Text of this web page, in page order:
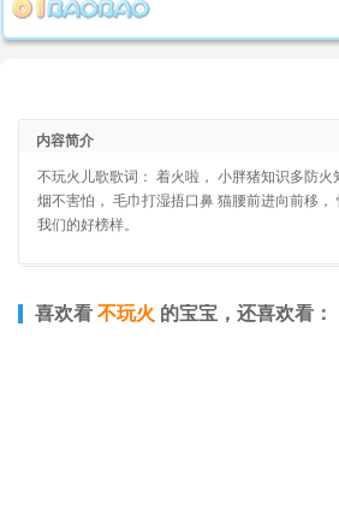
内容简介
不玩火儿歌歌词： 着火啦， 小胖猪知识多防
烟不害怕， 毛巾打湿捂口鼻 猫腰前进向前移
我们的好榜样。
喜欢看 不玩火 的宝宝，还喜欢看：